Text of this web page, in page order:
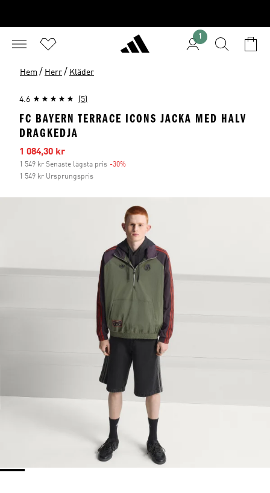
1
Hem / Herr / Kläder
4.6 (5)
FC BAYERN TERRACE ICONS JACKA MED HALV
DRAGKEDJA
Reapris
1 084,30 kr
1 549 kr Senaste lägsta pris -30%
1 549 kr Ursprungspris